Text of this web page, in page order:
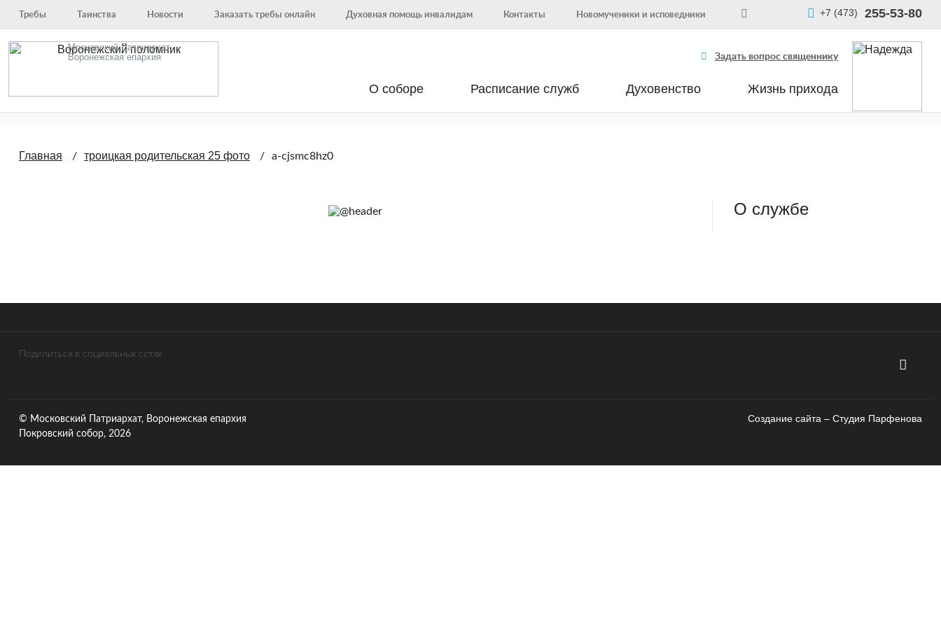
Требы Таинства Новости Заказать требы онлайн Духовная помощь инвалидам Контакты Новомученики и исповедники +7 (473) 255-53-80
Московский Патриархат,
Воронежская епархия
Задать вопрос священнику
О соборе Расписание служб Духовенство Жизнь прихода
Главная троицкая родительская 25 фото a-cjsmc8hz0
О службе
Поделиться в социальных сетях
© Московский Патриархат, Воронежcкая епархия
Покровский собор, 2026
Создание сайта – Cтудия Парфенова